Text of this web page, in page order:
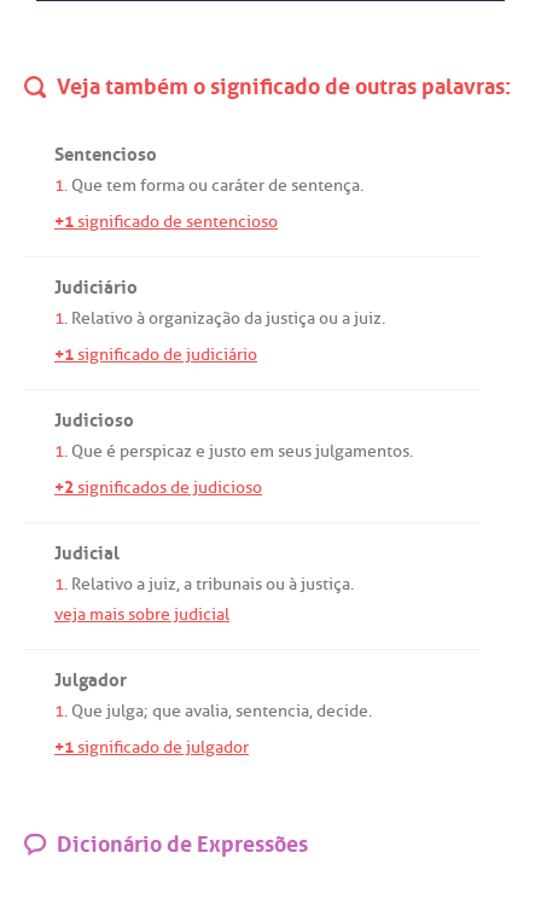
Veja também o significado de outras palavras:
Sentencioso
1. Que tem formaou caráterde sentença.
+1significado de sentencioso
Judiciário
1. Relativoàorganizaçãodajustiçaou ajuiz.
+1significado de judiciário
Judicioso
1. Que é perspicaz e justoem seusjulgamentos.
+2significados de judicioso
Judicial
1. Relativoajuiz,atribunaisou àjustiça.
veja mais sobre judicial
Julgador
1. Que julga; que avalia,sentencia,decide.
+1significado de julgador
Dicionário de Expressões